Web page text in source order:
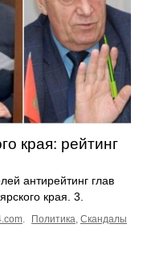
края: рейтинг
антирейтинг глав
края. 3.
Политика Скандалы